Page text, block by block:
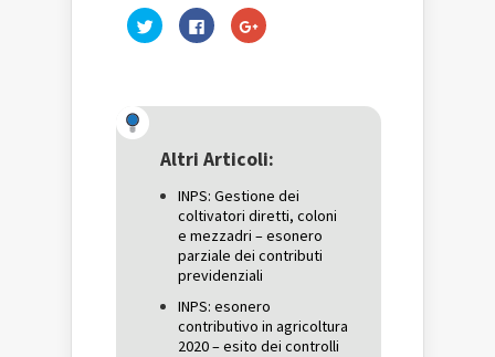
Fai
clic
una
nuova
Fai
clic
nuova
finestra)
Fai
clic
una
nuova
Altri Articoli:
INPS: Gestione dei
coltivatori diretti, coloni
e mezzadri – esonero
parziale dei contributi
previdenziali
INPS: esonero
contributivo in agricoltura
2020 – esito dei controlli